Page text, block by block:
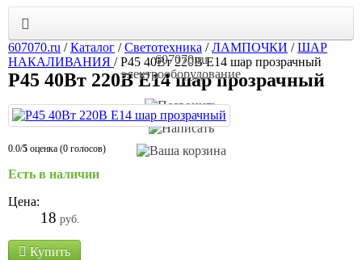
607070.ru
электрооборудование
607070.ru /Каталог /Светотехника /ЛАМПОЧКИ /ШАР
НАКАЛИВАНИЯ /Р45 40Вт 220В Е14 шар прозрачный
Р45 40Вт 220В Е14 шар прозрачный
0.0/5 оценка (0 голосов)
Есть в наличии
Цена:
18 руб.
Купить